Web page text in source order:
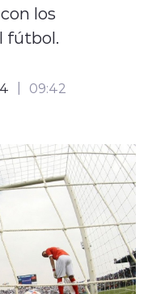
los
fútbol.
09:42